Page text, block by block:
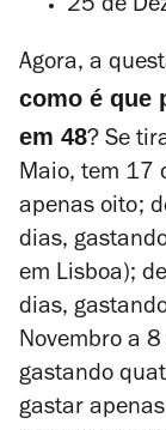
25 de
Agora, a
como é que
em 48? Se
Maio, tem 17
apenas oito;
dias,
em Lisboa);
dias,
Novembro a
gastando
gastar